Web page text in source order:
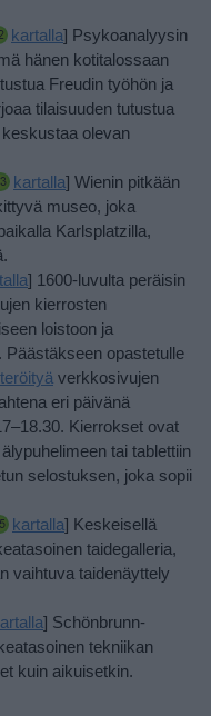
kartalla] Psykoanalyysin
hänen kotitalossaan
Freudin työhön ja
tilaisuuden tutustua
olevan
kartalla] Wienin pitkään
museo, joka
Karlsplatzilla,
] 1600-luvulta peräisin
kierrosten
loistoon ja
Päästäkseen opastetulle
verkkosivujen
eri päivänä
Kierrokset ovat
tai tablettiin
selostuksen, joka sopii
kartalla] Keskeisellä
taidegalleria,
vaihtuva taidenäyttely
] Schönbrunn-
tekniikan
kuin aikuisetkin.